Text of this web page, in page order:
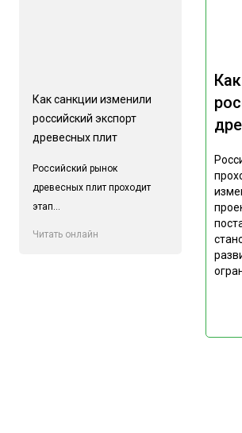
Как санкции изменили
российский экспорт
древесных плит
Российский рынок
древесных плит проходит
этап...
Читать онлайн